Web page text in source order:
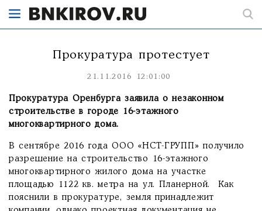
Прокуратура протестует
21.11.2016 12:01:00
Прокуратура Оренбурга заявила о незаконном
строительстве в городе 16-этажного
многоквартирного дома.
В сентябре 2016 года ООО «НСТ-ГРУПП» получило
разрешение на строительство 16-этажного
многоквартирного жилого дома на участке
площадью 1122 кв. метра на ул. Планерной. Как
пояснили в прокуратуре, земля принадлежит